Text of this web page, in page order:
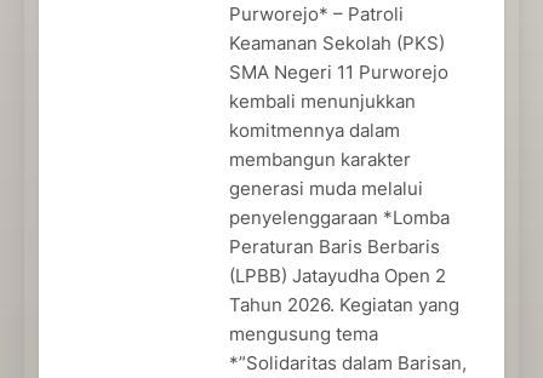
Purworejo* – Patroli
Keamanan Sekolah (PKS)
SMA Negeri 11 Purworejo
kembali menunjukkan
komitmennya dalam
membangun karakter
generasi muda melalui
penyelenggaraan *Lomba
Peraturan Baris Berbaris
(LPBB) Jatayudha Open 2
Tahun 2026. Kegiatan yang
mengusung tema
*”Solidaritas dalam Barisan,